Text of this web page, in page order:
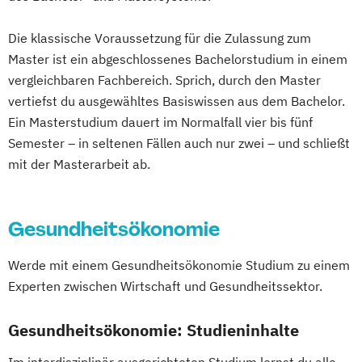
Die klassische Voraussetzung für die Zulassung zum
Master ist ein abgeschlossenes Bachelorstudium in einem
vergleichbaren Fachbereich. Sprich, durch den Master
vertiefst du ausgewähltes Basiswissen aus dem Bachelor.
Ein Masterstudium dauert im Normalfall vier bis fünf
Semester – in seltenen Fällen auch nur zwei – und schließt
mit der Masterarbeit ab.
Gesundheitsökonomie
Werde mit einem Gesundheitsökonomie Studium zu einem
Experten zwischen Wirtschaft und Gesundheitssektor.
Gesundheitsökonomie: Studieninhalte